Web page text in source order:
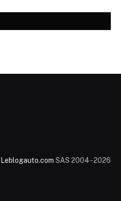
Leblogauto.com SAS 2004 - 2026